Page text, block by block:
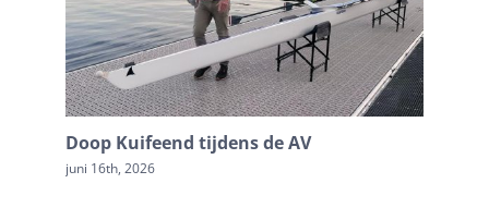
Doop Kuifeend tijdens de AV
juni 16th, 2026